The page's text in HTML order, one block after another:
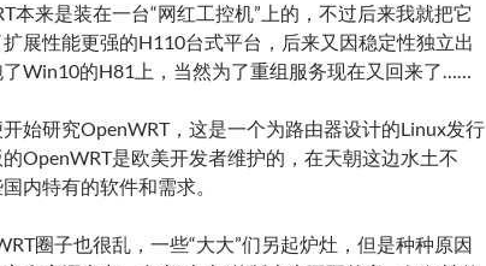
本来是装在一台“网红工控机”上的，不过后来我就把它
展性能更强的H110台式平台，后来又因稳定性独立出
Win10的H81上，当然为了重组服务现在又回来了……
始研究OpenWRT，这是一个为路由器设计的Linux发行
OpenWRT是欧美开发者维护的，在天朝这边水土不
内特有的软件和需求。
圈子也很乱，一些“大大”们另起炉灶，但是种种原因